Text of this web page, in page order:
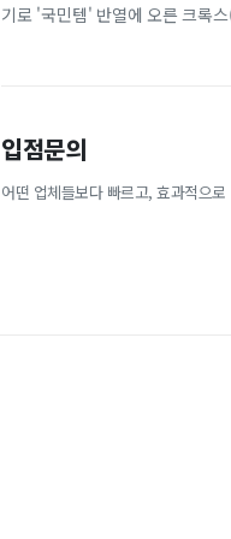
기로 '국민템' 반열에 오른 크록
입점문의
어떤 업체들보다 빠르고, 효과적으로